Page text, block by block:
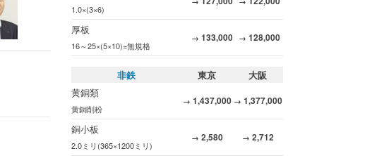
1.0×(3×6)
厚板
16～25×(5×10)=無規格
→ 133,000 → 128,000
非鉄 東京
大阪
黄銅類
黄銅削粉
→ 1,437,000 → 1,377,000
銅小板
2.0ミリ(365×1200ミリ)
→ 2,580 → 2,712